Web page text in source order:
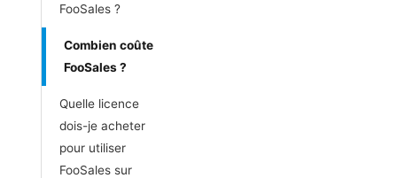
FooSales ?
Combien coûte
FooSales ?
Quelle licence
dois-je acheter
pour utiliser
FooSales sur